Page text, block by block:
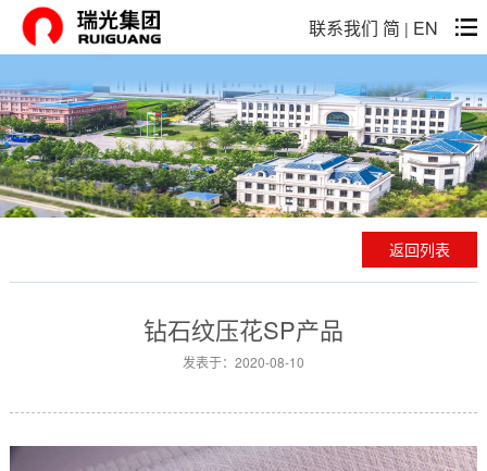
联系我们 简 | EN
返回列表
钻石纹压花SP产品
发表于：2020-08-10